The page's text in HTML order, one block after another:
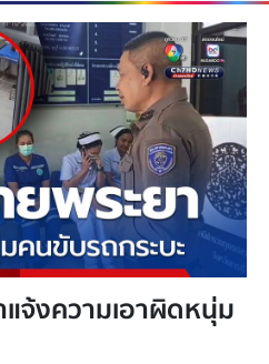
แจ้งความเอาผิดหนุ่ม